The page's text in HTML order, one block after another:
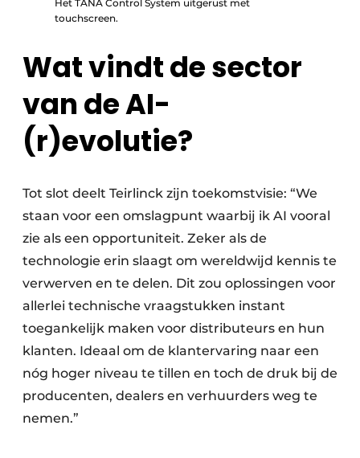
Het TANA Control System uitgerust met
touchscreen.
Wat vindt de sector
van de AI-
(r)evolutie?
Tot slot deelt Teirlinck zijn toekomstvisie: “We
staan voor een omslagpunt waarbij ik AI vooral
zie als een opportuniteit. Zeker als de
technologie erin slaagt om wereldwijd kennis te
verwerven en te delen. Dit zou oplossingen voor
allerlei technische vraagstukken instant
toegankelijk maken voor distributeurs en hun
klanten. Ideaal om de klantervaring naar een
nóg hoger niveau te tillen en toch de druk bij de
producenten, dealers en verhuurders weg te
nemen.”